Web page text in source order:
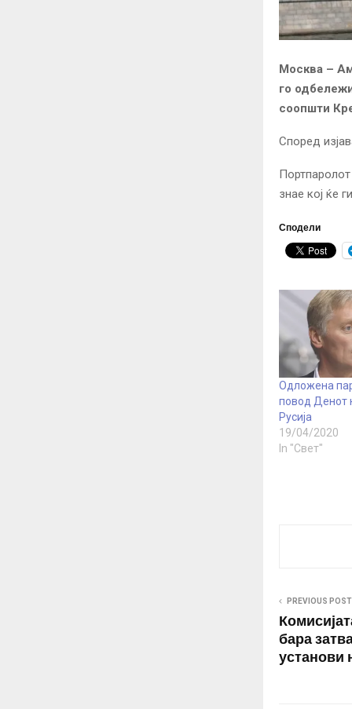
Москва –
го
соопшти
Според
знае кој ќе
Сподели
Одложена
повод Денот
Русија
19/04/2020
In "Свет"
PREVIOUS POST
бара
установи